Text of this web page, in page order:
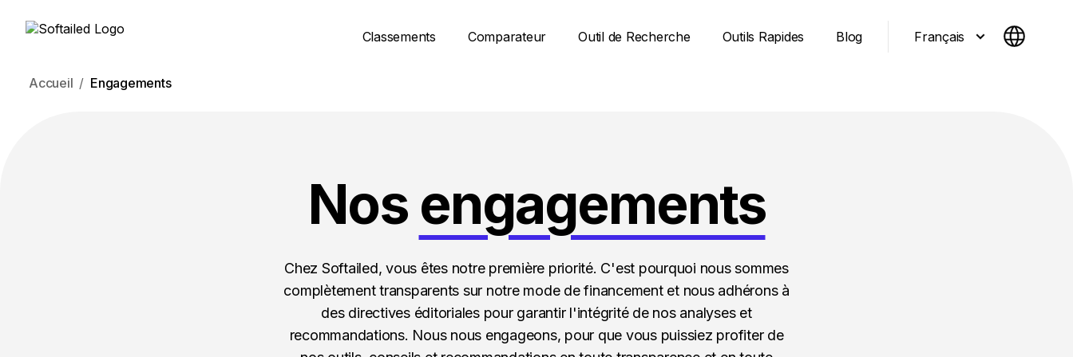
Classements Comparateur Outil de Recherche Outils Rapides Blog Français
Accueil Engagements
Nos engagements
Chez Softailed, vous êtes notre première priorité. C'est pourquoi nous sommes
complètement transparents sur notre mode de financement et nous adhérons à
des directives éditoriales pour garantir l'intégrité de nos analyses et
recommandations. Nous nous engageons, pour que vous puissiez profiter de